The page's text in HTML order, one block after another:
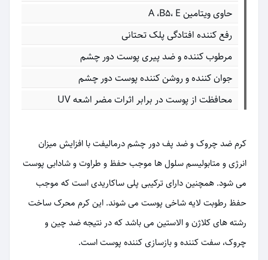
حاوی ویتامین A ،B5، E
رفع کننده افتادگی پلک تحتانی
مرطوب کننده و ضد پیری پوست دور چشم
جوان کننده و روشن کننده پوست دور چشم
محافظت از پوست در برابر اثرات مضر اشعه UV
کرم ضد چروک و ضد پف دور چشم درمالیفت با افزایش میزان
انرژی و متابولیسم سلول ها موجب حفظ و طراوت و شادابی پوست
می شود. همچنین دارای ترکیبی پلی ساکاریدی است که موجب
حفظ رطوبت لایه شاخی پوست می شوند. این کرم محرک ساخت
رشته های کلاژن و الاستین می باشد که در نتیجه ضد چین و
چروک، سفت کننده و بازسازی کننده پوست است.